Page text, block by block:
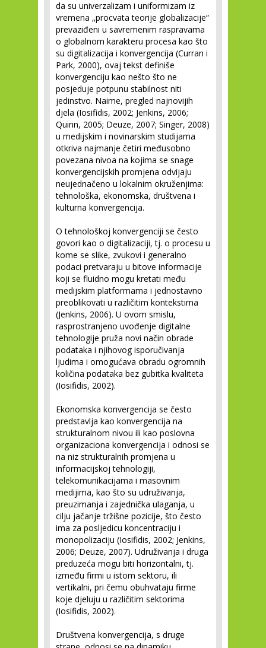
da su univerzalizam i uniformizam iz
vremena „procvata teorije globalizacije“
prevaziđeni u savremenim raspravama
o globalnom karakteru procesa kao što
su digitalizacija i konvergencija (Curran i
Park, 2000), ovaj tekst definiše
konvergenciju kao nešto što ne
posjeduje potpunu stabilnost niti
jedinstvo. Naime, pregled najnovijih
djela (Iosifidis, 2002; Jenkins, 2006;
Quinn, 2005; Deuze, 2007; Singer, 2008)
u medijskim i novinarskim studijama
otkriva najmanje četiri međusobno
povezana nivoa na kojima se snage
konvergencijskih promjena odvijaju
neujednačeno u lokalnim okruženjima:
tehnološka, ekonomska, društvena i
kulturna konvergencija.
O tehnološkoj konvergenciji se često
govori kao o digitalizaciji, tj. o procesu u
kome se slike, zvukovi i generalno
podaci pretvaraju u bitove informacije
koji se fluidno mogu kretati među
medijskim platformama i jednostavno
preoblikovati u različitim kontekstima
(Jenkins, 2006). U ovom smislu,
rasprostranjeno uvođenje digitalne
tehnologije pruža novi način obrade
podataka i njihovog isporučivanja
ljudima i omogućava obradu ogromnih
količina podataka bez gubitka kvaliteta
(Iosifidis, 2002).
Ekonomska konvergencija se često
predstavlja kao konvergencija na
strukturalnom nivou ili kao poslovna
organizaciona konvergencija i odnosi se
na niz strukturalnih promjena u
informacijskoj tehnologiji,
telekomunikacijama i masovnim
medijima, kao što su udruživanja,
preuzimanja i zajednička ulaganja, u
cilju jačanje tržišne pozicije, što često
ima za posljedicu koncentraciju i
monopolizaciju (Iosifidis, 2002; Jenkins,
2006; Deuze, 2007). Udruživanja i druga
preduzeća mogu biti horizontalni, tj.
između firmi u istom sektoru, ili
vertikalni, pri čemu obuhvataju firme
koje djeluju u različitim sektorima
(Iosifidis, 2002).
Društvena konvergencija, s druge